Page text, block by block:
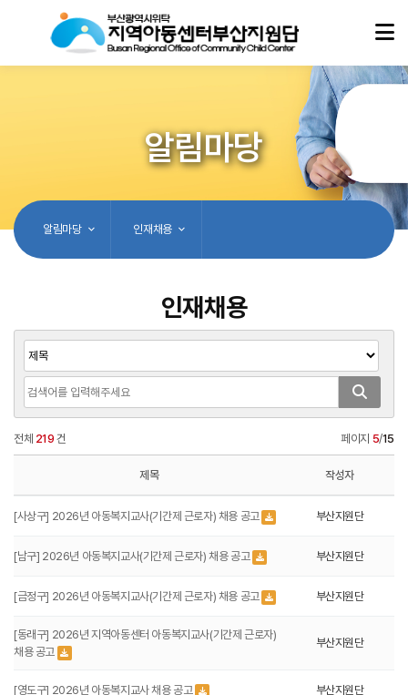
알림마당
알림마당 인재채용
인재채용
전체 219 건 페이지 5/15
제목 작성자
[사상구] 2026년 아동복지교사(기간제 근로자) 채용 공고 부산지원단
[남구] 2026년 아동복지교사(기간제 근로자) 채용 공고 부산지원단
[금정구] 2026년 아동복지교사(기간제 근로자) 채용 공고 부산지원단
[동래구] 2026년 지역아동센터 아동복지교사(기간제 근로자)
채용 공고
부산지원단
[영도구] 2026년 아동복지교사 채용 공고 부산지원단